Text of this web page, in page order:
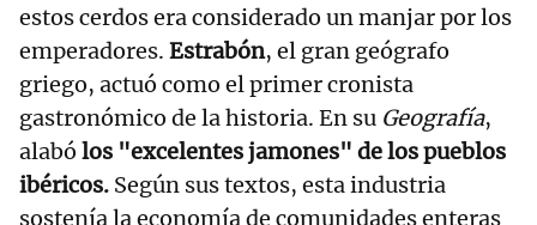
estos cerdos era considerado un manjar por los
emperadores. Estrabón, el gran geógrafo
griego, actuó como el primer cronista
gastronómico de la historia. En su Geografía,
alabó los "excelentes jamones" de los pueblos
ibéricos. Según sus textos, esta industria
sostenía la economía de comunidades enteras